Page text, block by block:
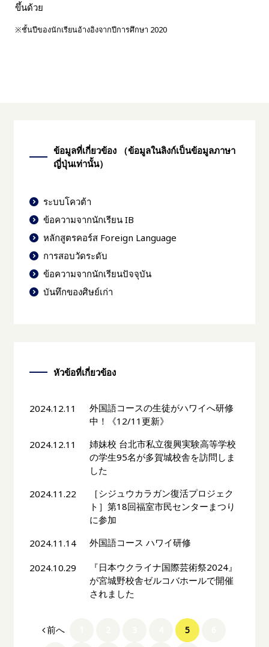
ขึ้นด้วย
※ชั้นปีของนักเรียนอ้างอิงจากปีการศึกษา 2020
ข้อมูลที่เกี่ยวข้อง （ข้อมูลในลิงก์เป็นข้อมูลภาษา
ญี่ปุ่นเท่านั้น）
ระบบโควต้า
ข้อความจากนักเรียน IB
หลักสูตรคอร์ส Foreign Language
การสอบวัดระดับ
ข้อความจากนักเรียนปัจจุบัน
บันทึกของศิษย์เก่า
หัวข้อที่เกี่ยวข้อง
2024.12.11
外国語コースの生徒がハワイへ研修
中！《12/11更新》
2024.12.11
姉妹校 台北市私立復興実験高等学校
の学生95名が多賀城校舎を訪問しま
した
2024.11.22
［シジュウカラガン復活プロジェク
ト］第18回福室市民センターまつり
に参加
2024.11.14
外国語コース ハワイ研修
2024.10.29
『日本ウクライナ国際芸術祭2024』
が宮城野校舎ゼルコバホールで開催
されました
前へ 5